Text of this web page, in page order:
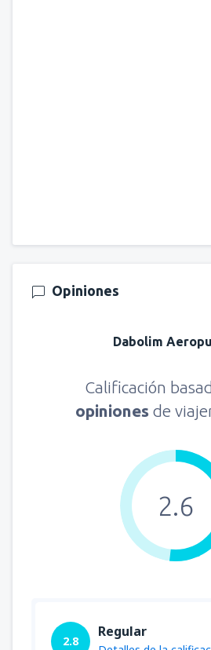
Opiniones
Dabolim
Calificación
opiniones de
2.6
2.8
Regular